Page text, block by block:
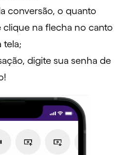
conversão, o quanto
clique na flecha no canto
tela;
digite sua senha de